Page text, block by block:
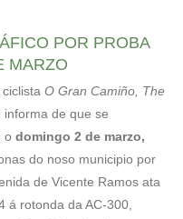
POR PROBA
MARZO
O Gran Camiño, The
informa de que se
o domingo 2 de marzo,
do noso municipio por
de Vicente Ramos ata
á rotonda da AC-300,